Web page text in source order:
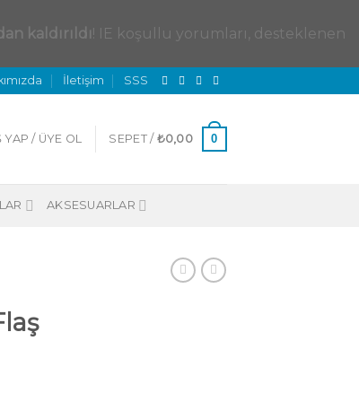
kaldırıldı! IE koşullu yorumları, desteklenen
İletişim SSS
YAP / ÜYE OL SEPET / ₺0,00 0
AKSESUARLAR